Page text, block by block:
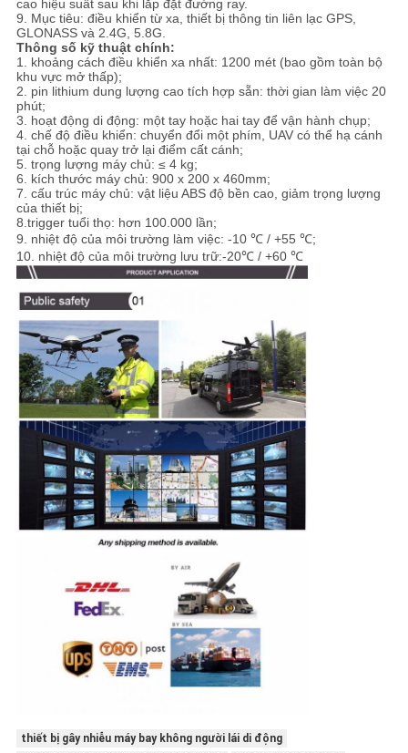
cao hiệu suất sau khi lắp đặt đường ray.
9. Mục tiêu: điều khiển từ xa, thiết bị thông tin liên lạc GPS,
GLONASS và 2.4G, 5.8G.
Thông số kỹ thuật chính:
1. khoảng cách điều khiển xa nhất: 1200 mét (bao gồm toàn bộ
khu vực mở thấp);
2. pin lithium dung lượng cao tích hợp sẵn: thời gian làm việc 20
phút;
3. hoạt động di động: một tay hoặc hai tay để vận hành chụp;
4. chế độ điều khiển: chuyển đổi một phím, UAV có thể hạ cánh
tại chỗ hoặc quay trở lại điểm cất cánh;
5. trọng lượng máy chủ: ≤ 4 kg;
6. kích thước máy chủ: 900 x 200 x 460mm;
7. cấu trúc máy chủ: vật liệu ABS độ bền cao, giảm trọng lượng
của thiết bị;
8.trigger tuổi thọ: hơn 100.000 lần;
9. nhiệt độ của môi trường làm việc: -10 ℃ / +55 ℃;
10. nhiệt độ của môi trường lưu trữ:-20℃ / +60 ℃
thiết bị gây nhiễu máy bay không người lái di động